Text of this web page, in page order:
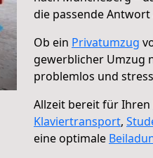
die passende
Ob ein Privatumzug
gewerblicher Umzug
problemlos und
Allzeit bereit für Ihren
Klaviertransport,
eine optimale